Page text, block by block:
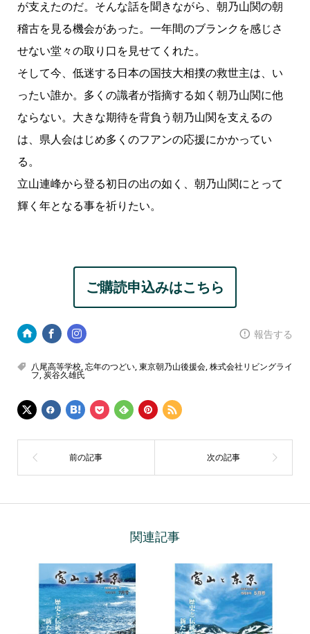
が支えたのだ。そんな話を聞きながら、朝乃山関の朝
稽古を見る機会があった。一年間のブランクを感じさ
せない堂々の取り口を見せてくれた。
そして今、低迷する日本の国技大相撲の救世主は、い
ったい誰か。多くの識者が指摘する如く朝乃山関に他
ならない。大きな期待を背負う朝乃山関を支えるの
は、県人会はじめ多くのフアンの応援にかかってい
る。
立山連峰から登る初日の出の如く、朝乃山関にとって
輝く年となる事を祈りたい。
ご購読申込みはこちら
報告する
八尾高等学校,忘年のつどい,東京朝乃山後援会,株式会社リビングライ
フ,炭谷久雄氏
関連記事